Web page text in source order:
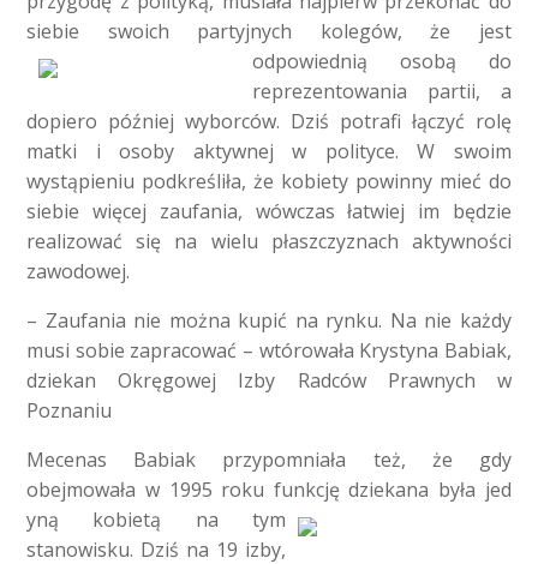
siebie swoich partyjnych kolegów, że jest
odpowiednią osobą do
reprezentowania partii, a
dopiero później wyborców. Dziś potrafi łączyć rolę
matki i osoby aktywnej w polityce. W swoim
wystąpieniu podkreśliła, że kobiety powinny mieć do
siebie więcej zaufania, wówczas łatwiej im będzie
realizować się na wielu płaszczyznach aktywności
zawodowej.
– Zaufania nie można kupić na rynku. Na nie każdy
musi sobie zapracować – wtórowała Krystyna Babiak,
dziekan Okręgowej Izby Radców Prawnych w
Poznaniu
Mecenas Babiak przypomniała też, że gdy
obejmowała w 1995 roku funkcję dziekana była jed
yną kobietą na tym
stanowisku. Dziś na 19 izby,